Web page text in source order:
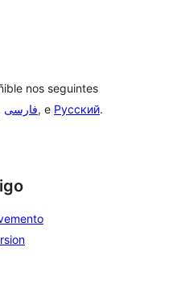
nos seguintes
فارسی, e Русский.